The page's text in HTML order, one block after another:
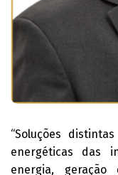
“Soluções
energéticas das
energia, geração